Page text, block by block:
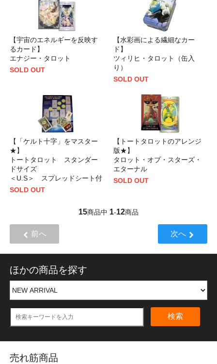
【宇宙のエネルギーを反映す
るカード】
エナジー・タロット
SOLD OUT
【水彩画による繊細なカー
ド】
ツィリヒ・タロット（缶入
り）
SOLD OUT
【「ケルト十字」をマスター
★】
トートタロット スタンダー
ドサイズ
＜U.S＞ スプレッドシート付
SOLD OUT
【トートタロットのアレンジ
版★】
タロット・オブ・スターズ・
エターナル
SOLD OUT
15商品中 1-12商品
前へ 次へ
ほかの商品を探す
検索
売れ筋商品